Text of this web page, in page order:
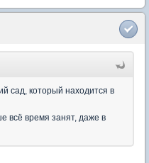
сад, который находится в
всё время занят, даже в